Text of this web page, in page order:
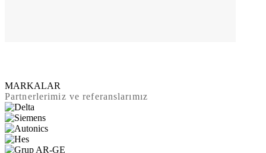
MARKALAR
Partnerlerimiz ve referanslarımız